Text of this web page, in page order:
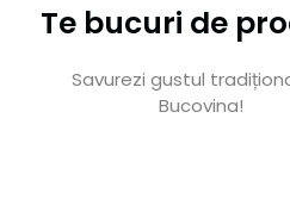
Te bucuri de
Savurezi gustul
Bucovina!